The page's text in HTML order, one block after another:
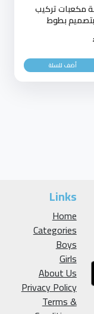
مكعبات تركيب
بطوط
أضف للسلة
Links
Home
Categories
Boys
Girls
About Us
Privacy Policy
Terms &